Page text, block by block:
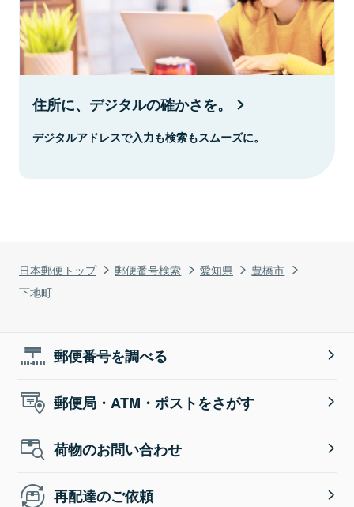
日本郵便トップ 郵便番号検索 愛知県
豊橋市
下地町
住所に、デジタルの確かさを。
デジタルアドレスで入力も検索もスムーズに。
郵便番号を調べる
郵便局・ATM・ポストをさがす
荷物のお問い合わせ
再配達のご依頼